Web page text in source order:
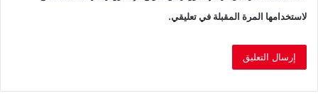
لاستخدامها المرة المقبلة في تعليقي.